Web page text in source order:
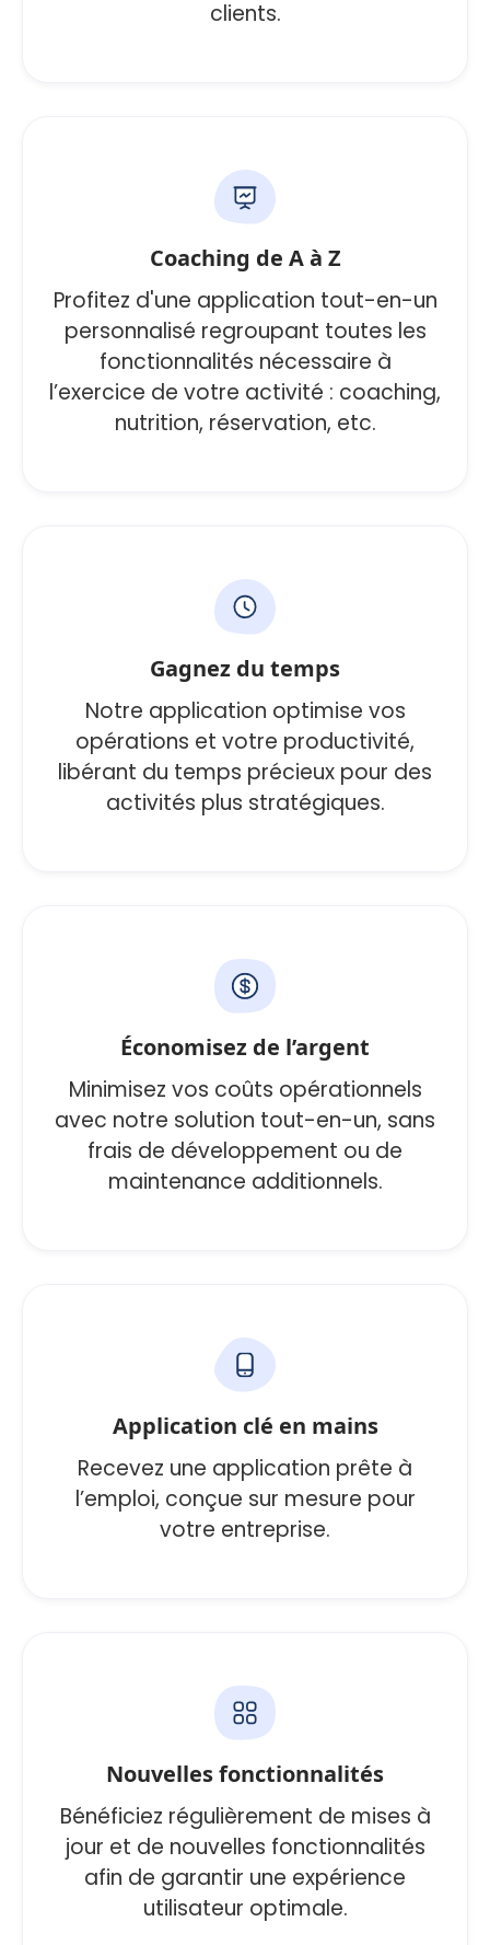
clients.
Coaching de A à Z
Profitez d'une application tout-en-un
personnalisé regroupant toutes les
fonctionnalités nécessaire à
l’exercice de votre activité : coaching,
nutrition, réservation, etc.
Gagnez du temps
Notre application optimise vos
opérations et votre productivité,
libérant du temps précieux pour des
activités plus stratégiques.
Économisez de l’argent
Minimisez vos coûts opérationnels
avec notre solution tout-en-un, sans
frais de développement ou de
maintenance additionnels.
Application clé en mains
Recevez une application prête à
l’emploi, conçue sur mesure pour
votre entreprise.
Nouvelles fonctionnalités
Bénéficiez régulièrement de mises à
jour et de nouvelles fonctionnalités
afin de garantir une expérience
utilisateur optimale.